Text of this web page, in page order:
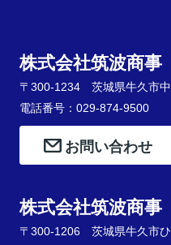
株式会社筑波商
〒300-1234 茨城県牛久市
電話番号：029-874-9500
お問い合わせ
株式会社筑波商
〒300-1206 茨城県牛久市